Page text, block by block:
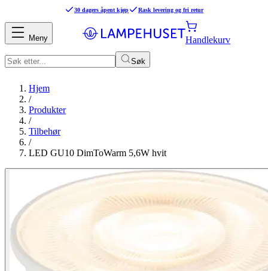
30 dagers åpent kjøp Rask levering og fri retur
Søk
Handlekurv
Meny
Hjem
/
Produkter
/
Tilbehør
/
LED GU10 DimToWarm 5,6W hvit